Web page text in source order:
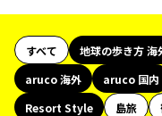
すべて 地球の歩き方 海
aruco 海外
aruco 国内
Resort Style
島旅